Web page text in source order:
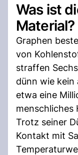
Was ist
Material?
Graphen
von
straffen
dünn wie kein
etwa eine
menschliches
Trotz seiner
Kontakt mit